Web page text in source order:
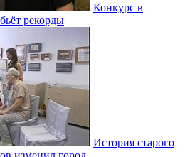
Конкурс в
рекорды
История старого